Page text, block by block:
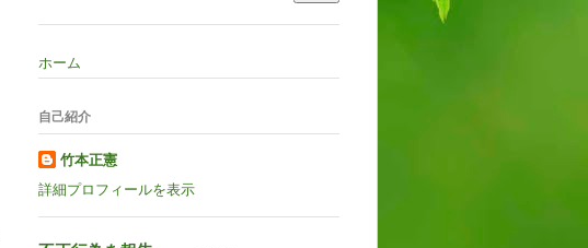
ホーム
自己紹介
竹本正憲
詳細プロフィールを表示